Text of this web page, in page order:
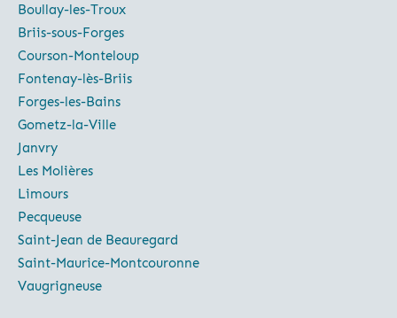
Boullay-les-Troux
Briis-sous-Forges
Courson-Monteloup
Fontenay-lès-Briis
Forges-les-Bains
Gometz-la-Ville
Janvry
Les Molières
Limours
Pecqueuse
Saint-Jean de Beauregard
Saint-Maurice-Montcouronne
Vaugrigneuse